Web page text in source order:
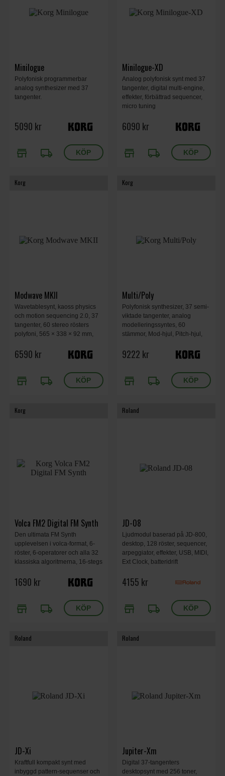
Minilogue
Polyfonisk programmerbar
analog synthesizer med 37
tangenter.
5090 kr
store local_shipping
Minilogue-XD
Analog polyfonisk synt med 37
tangenter, digital multi-engine,
effekter, förbättrad sequencer,
micro tuning
6090 kr
store local_shipping
Korg
Modwave MKII
Wavetablesynt, kaoss physics
och motion sequencing 2.0, 37
tangenter, 60 stereo rösters
polyfoni, 565 × 338 × 92 mm,
6590 kr
store local_shipping
Korg
Multi/Poly
Polyfonisk synthesizer, 37 semi-
viktade tangenter, analog
modelleringssyntes, 60
stämmor, Mod-hjul, Pitch-hjul,
knoppar, Motion Sequencing
2.0, 566 x 319 x 93 mm, 3,5 kg.
9222 kr
store local_shipping
Korg
Volca FM2 Digital FM Synth
Den ultimata FM Synth
upplevelsen i volca-format, 6-
röster, 6-operatorer och alla 32
klassiska algoritmerna, 16-stegs
kraftfull arpeggiator
1690 kr
store local_shipping
Roland
JD-08
Ljudmodul baserad på JD-800,
desktop, 128 röster, sequencer,
arpeggiator, effekter, USB, MIDI,
Ext Clock, batteridrift
4155 kr
store local_shipping
Roland
JD-Xi
Kraftfull kompakt synt med
inbyggd pattern-sequenser och
Roland
Jupiter-Xm
Digital 37-tangenters
desktopsynt med 256 toner,